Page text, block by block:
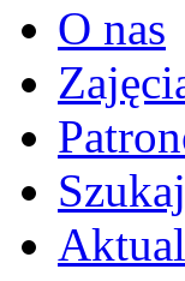
O nas
Szukaj